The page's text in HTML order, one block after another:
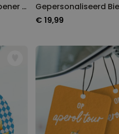
Gepersonaliseerde Flesopener met Tekst
€ 19,99